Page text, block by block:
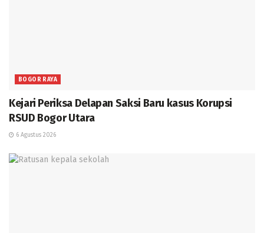
BOGOR RAYA
Kejari Periksa Delapan Saksi Baru kasus Korupsi
RSUD Bogor Utara
6 Agustus 2026